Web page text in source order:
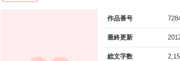
作品番号
最終更新
総文字数